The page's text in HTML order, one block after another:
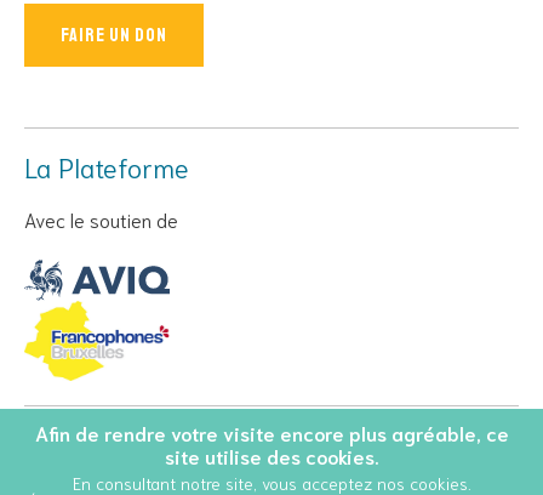
Faire un don
La Plateforme
Avec le soutien de
© Copyright 2026 Personnes Vivant avec le VIH - Tous droits
réservés
Afin de rendre votre visite encore plus agréable, ce
site utilise des cookies.
En consultant notre site, vous acceptez nos cookies.